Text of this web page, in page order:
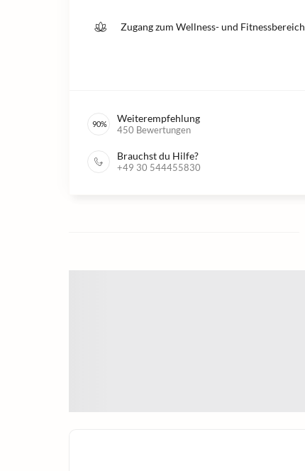
Zugang zum Wellness- und Fitnessbereich
90% Weiterempfehlung
450 Bewertungen
Brauchst du Hilfe?
+49 30 544455830